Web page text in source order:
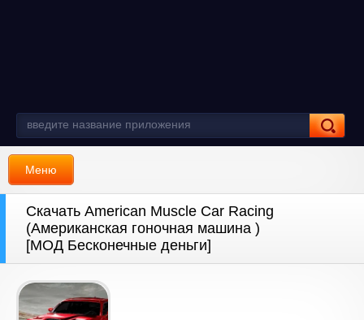
Меню
Скачать American Muscle Car Racing
(Американская гоночная машина )
[МОД Бесконечные деньги]